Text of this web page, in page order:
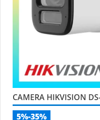
CAMERA HIKVISION
5%-35%